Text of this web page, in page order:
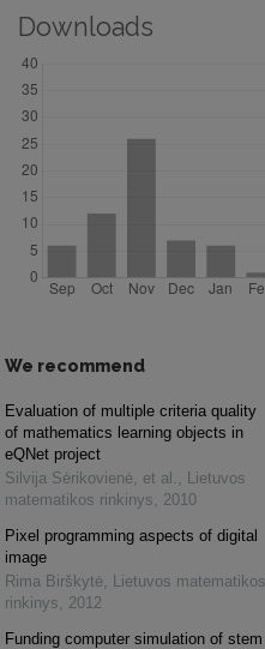
Downloads
We recommend
Evaluation of multiple criteria quality
of mathematics learning objects in
eQNet project
Silvija Sėrikovienė, et al. , Lietuvos
matematikos rinkinys, 2010
Pixel programming aspects of digital
image
Rima Birškytė, Lietuvos matematikos
rinkinys, 2012
Funding computer simulation of stem